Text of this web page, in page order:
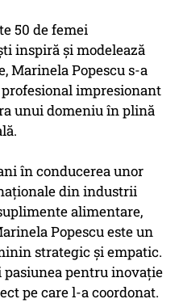
50 de femei
inspiră și modelează
Marinela Popescu s-a
impresionant
unui domeniu în plină
în conducerea unor
din industrii
alimentare,
Popescu este un
strategic și empatic.
pasiunea pentru inovație
pe care l-a coordonat.